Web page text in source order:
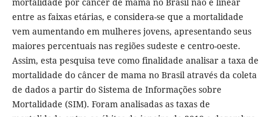
entre as faixas etárias, e considera-se que a mortalidade
vem aumentando em mulheres jovens, apresentando seus
maiores percentuais nas regiões sudeste e centro-oeste.
Assim, esta pesquisa teve como finalidade analisar a taxa de
mortalidade do câncer de mama no Brasil através da coleta
de dados a partir do Sistema de Informações sobre
Mortalidade (SIM). Foram analisadas as taxas de